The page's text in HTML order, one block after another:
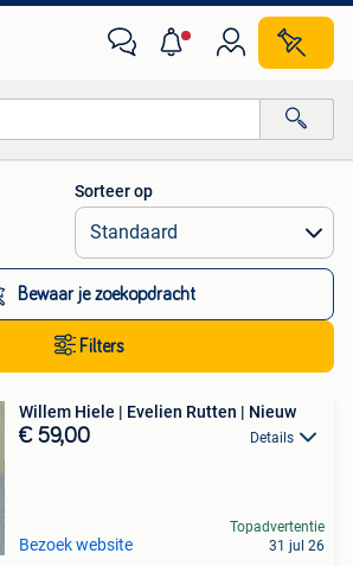
Alle afstanden…
Sorteer op
Bewaar je zoekopdracht
Filters
Willem Hiele | Evelien Rutten | Nieuw
€ 59,00 Details
Bezoek website
Topadvertentie
31 jul 26